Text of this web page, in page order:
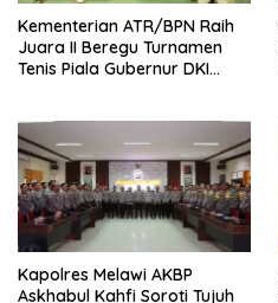
Kementerian ATR/BPN Raih
Juara II Beregu Turnamen
Tenis Piala Gubernur DKI
Kapolres Melawi AKBP
Askhabul Kahfi Soroti Tujuh